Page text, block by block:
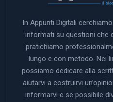
In Appunti Digitali
informati su questioni che
pratichiamo
lungo e con metodo. Nei
possiamo dedicare alla
aiutarvi a costruirvi
informarvi e se possibile